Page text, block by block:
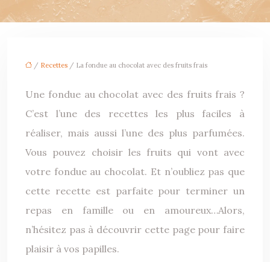
/ Recettes / La fondue au chocolat avec des fruits frais
Une fondue au chocolat avec des fruits frais ?
C’est l’une des recettes les plus faciles à
réaliser, mais aussi l’une des plus parfumées.
Vous pouvez choisir les fruits qui vont avec
votre fondue au chocolat. Et n’oubliez pas que
cette recette est parfaite pour terminer un
repas en famille ou en amoureux…Alors,
n’hésitez pas à découvrir cette page pour faire
plaisir à vos papilles.